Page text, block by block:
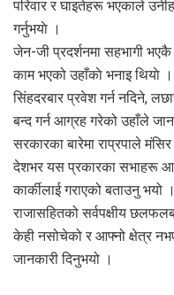
परिवार र घाइतेहरू भएकाले
गर्नुभयाे ।
जेन-जी प्रदर्शनमा सहभागी
काम भएको उहाँकाे भनाइ थियाे
सिंहदरबार प्रवेश गर्न नदिने,
बन्द गर्न आग्रह गरेको उहाँले
सरकारका बारेमा राप्रपाले
देशभर यस प्रकारका सभाहरू
कार्कीलाई गराएको बताउनु भयो ।
राजासहितको सर्वपक्षीय
केही नसोचेको र आफ्नो क्षेत्र
जानकारी दिनुभयो ।